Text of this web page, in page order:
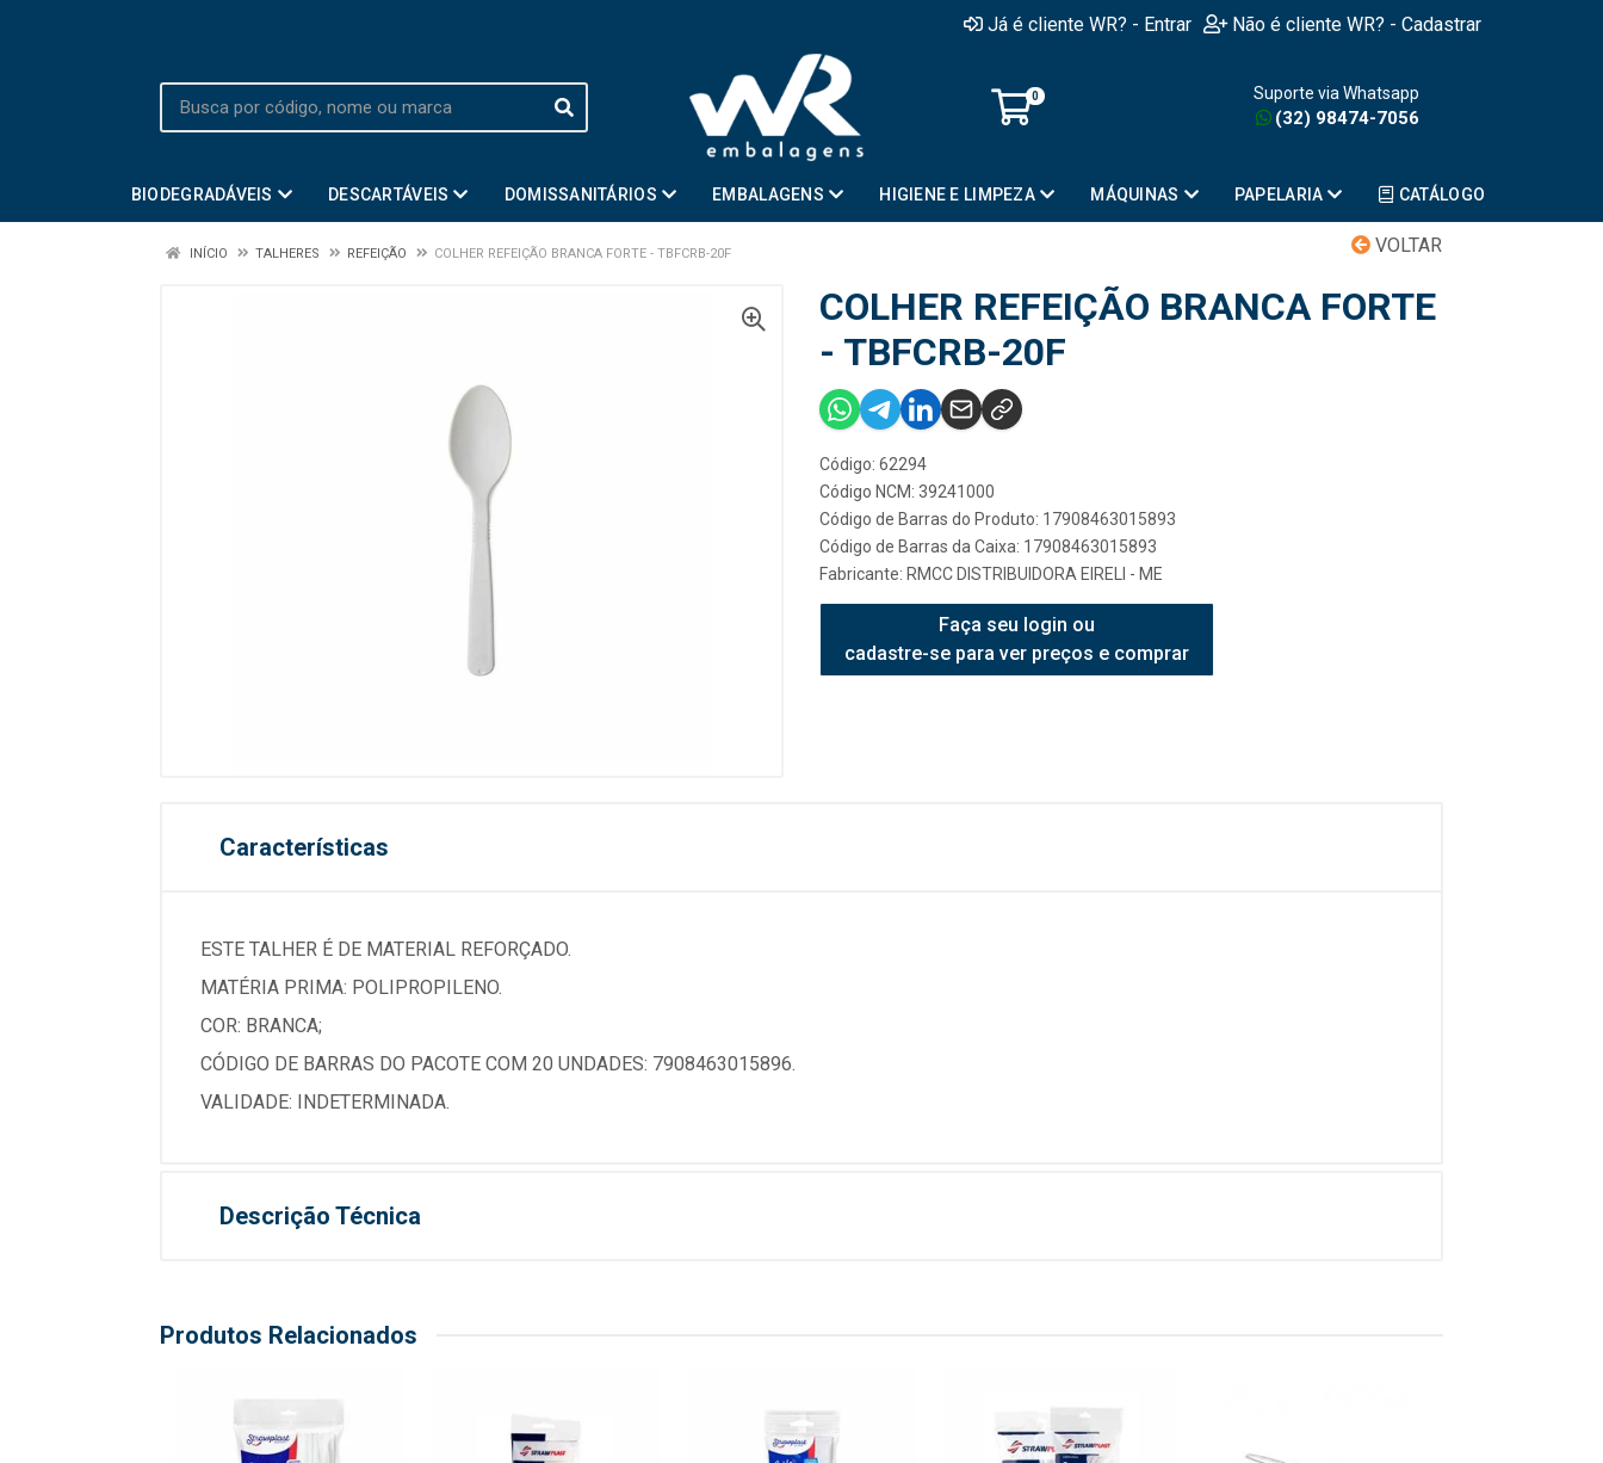
Já é cliente WR? - Entrar Não é cliente WR? - Cadastrar
0 Suporte via Whatsapp
(32) 98474-7056
BIODEGRADÁVEIS DESCARTÁVEIS DOMISSANITÁRIOS EMBALAGENS HIGIENE E LIMPEZA MÁQUINAS PAPELARIA CATÁLOGO
VOLTAR
INÍCIO TALHERES REFEIÇÃO COLHER REFEIÇÃO BRANCA FORTE - TBFCRB-20F
COLHER REFEIÇÃO BRANCA FORTE
- TBFCRB-20F
Código: 62294
Código NCM: 39241000
Código de Barras do Produto: 17908463015893
Código de Barras da Caixa: 17908463015893
Fabricante: RMCC DISTRIBUIDORA EIRELI - ME
Faça seu login ou
cadastre-se para ver preços e comprar
Características
ESTE TALHER É DE MATERIAL REFORÇADO.
MATÉRIA PRIMA: POLIPROPILENO.
COR: BRANCA;
CÓDIGO DE BARRAS DO PACOTE COM 20 UNDADES: 7908463015896.
VALIDADE: INDETERMINADA.
Descrição Técnica
Produtos Relacionados